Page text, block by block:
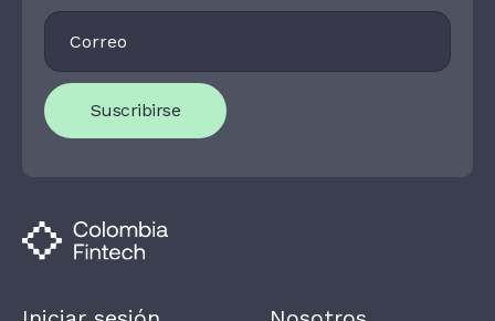
Footer
Newsletter
Suscribirse
I
O
U
A
R
N
,